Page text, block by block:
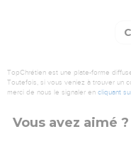
TopChrétien est une plate-forme
Toutefois, si vous veniez à trouver un
merci de nous le signaler en cliquant
Vous avez aimé